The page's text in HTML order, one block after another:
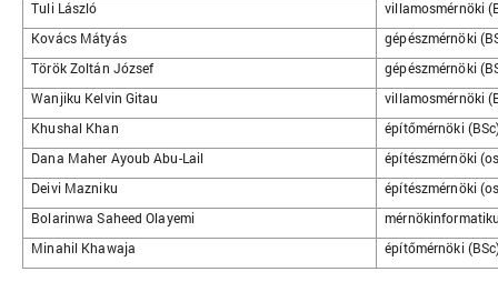
Tuli László
villamosmérnöki
Kovács Mátyás
gépészmérnöki
Török Zoltán József
gépészmérnöki
Wanjiku Kelvin Gitau
villamosmérnöki
Khushal Khan
építőmérnöki
Dana Maher Ayoub Abu-Lail
építészmérnöki
Deivi Mazniku
építészmérnöki
Bolarinwa Saheed Olayemi
Minahil Khawaja
építőmérnöki